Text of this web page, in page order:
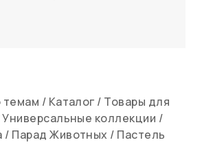
темам / Каталог / Товары для
Универсальные коллекции /
/ Парад Животных / Пастель